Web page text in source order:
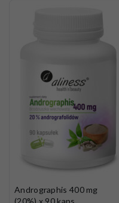
Andrographis 400 mg
(20%) x 90 kaps.